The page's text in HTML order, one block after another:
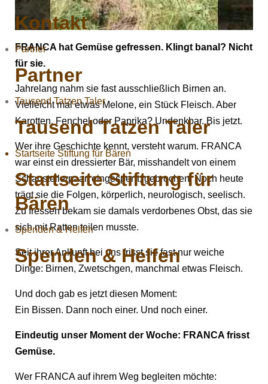
Kontakt
Partner
Partner
Tausend Tatzen Taler
Tausend Tatzen Taler
Startseite Stiftung für Bären
Startseite Stiftung für
Bären
Spenden & Helfen
Spenden & Helfen
FRANCA hat Gemüse gefressen. Klingt banal? Nicht
für sie.
Jahrelang nahm sie fast ausschließlich Birnen an.
Vielleicht mal etwas Melone, ein Stück Fleisch. Aber
Karotten, Fenchel oder Paprika? Undenkbar. Bis jetzt.
Wer ihre Geschichte kennt, versteht warum. FRANCA
war einst ein dressierter Bär, misshandelt von einem
Schaustellerpaar, eingesperrt, gebrochen. Noch heute
trägt sie die Folgen, körperlich, neurologisch, seelisch.
Zu fressen bekam sie damals verdorbenes Obst, das sie
sich mit Ratten teilen musste.
Seit ihrer Ankunft bei uns frisst sie fast nur weiche
Dinge: Birnen, Zwetschgen, manchmal etwas Fleisch.
Und doch gab es jetzt diesen Moment:
Ein Bissen. Dann noch einer. Und noch einer.
Eindeutig unser Moment der Woche: FRANCA frisst
Gemüse.
Wer FRANCA auf ihrem Weg begleiten möchte: